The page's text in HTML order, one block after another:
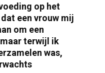
op het
een vrouw mij
om een
terwijl ik
was,